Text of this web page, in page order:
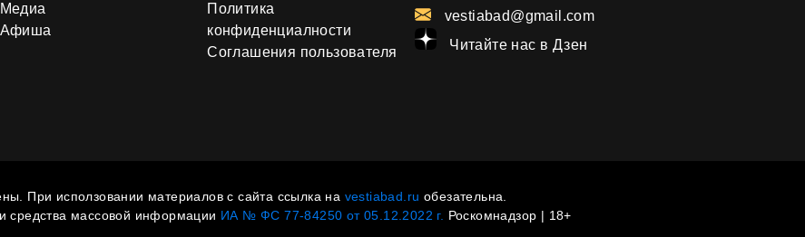
Медиа
Афиша
Политика
конфиденциалности
Соглашения пользователя
vestiabad@gmail.com
Читайте нас в Дзен
При исползовании материалов с сайта ссылка на vestiabad.ru обезательна.
средства массовой информации ИА № ФС 77-84250 от 05.12.2022 г. Роскомнадзор | 18+